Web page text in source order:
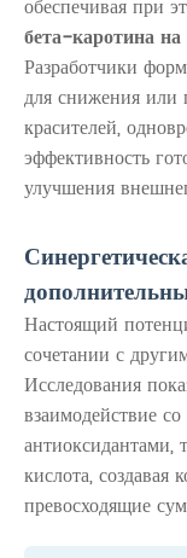
обеспечивая при
бета-каротина
Разработчики
для снижения или
красителей,
эффективность
улучшения
Настоящий
сочетании с
Исследования
взаимодействие
антиоксидантами,
кислота, создавая
превосходящие